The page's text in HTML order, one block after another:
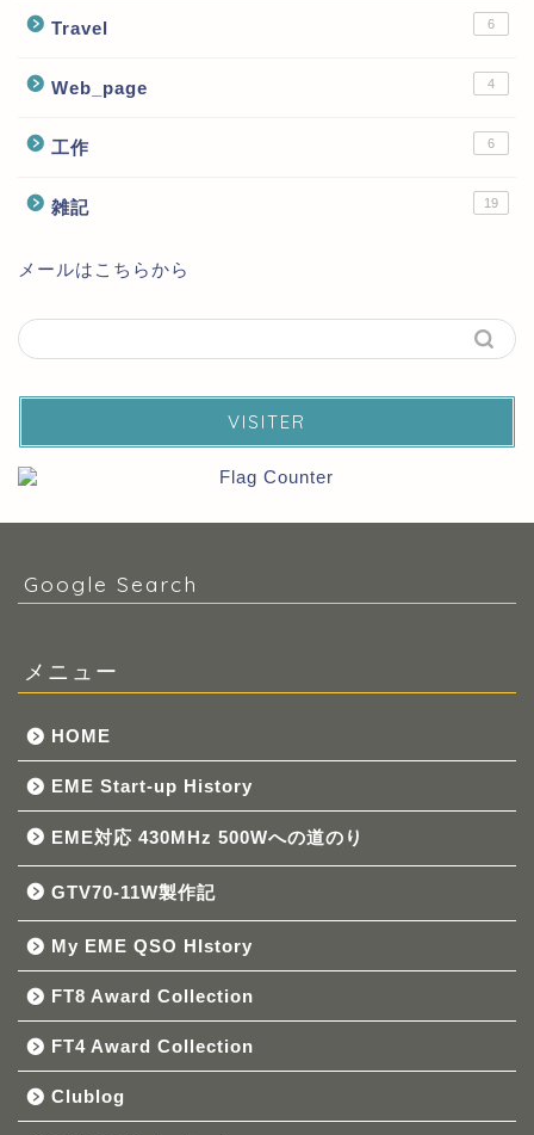
Travel 6
Web_page 4
工作 6
雑記 19
メールはこちらから
VISITER
Google Search
メニュー
HOME
EME Start-up History
EME対応 430MHz 500Wへの道のり
GTV70-11W製作記
My EME QSO HIstory
FT8 Award Collection
FT4 Award Collection
Clublog